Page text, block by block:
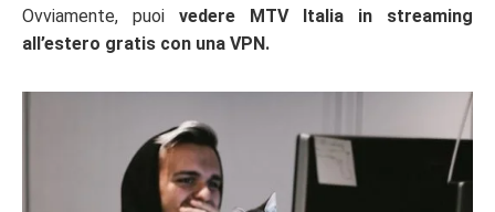
Ovviamente, puoi vedere MTV Italia in streaming
all’estero gratis con una VPN.